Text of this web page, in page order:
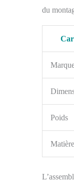
du
Poids
Matière